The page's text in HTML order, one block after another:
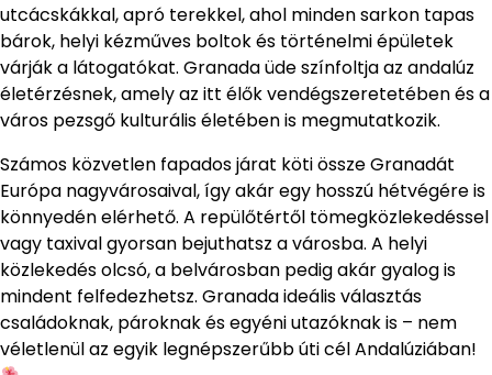
utcácskákkal, apró terekkel, ahol minden sarkon tapas
bárok, helyi kézműves boltok és történelmi épületek
várják a látogatókat. Granada üde színfoltja az andalúz
életérzésnek, amely az itt élők vendégszeretetében és a
város pezsgő kulturális életében is megmutatkozik.
Számos közvetlen fapados járat köti össze Granadát
Európa nagyvárosaival, így akár egy hosszú hétvégére is
könnyedén elérhető. A repülőtértől tömegközlekedéssel
vagy taxival gyorsan bejuthatsz a városba. A helyi
közlekedés olcsó, a belvárosban pedig akár gyalog is
mindent felfedezhetsz. Granada ideális választás
családoknak, pároknak és egyéni utazóknak is – nem
véletlenül az egyik legnépszerűbb úti cél Andalúziában!